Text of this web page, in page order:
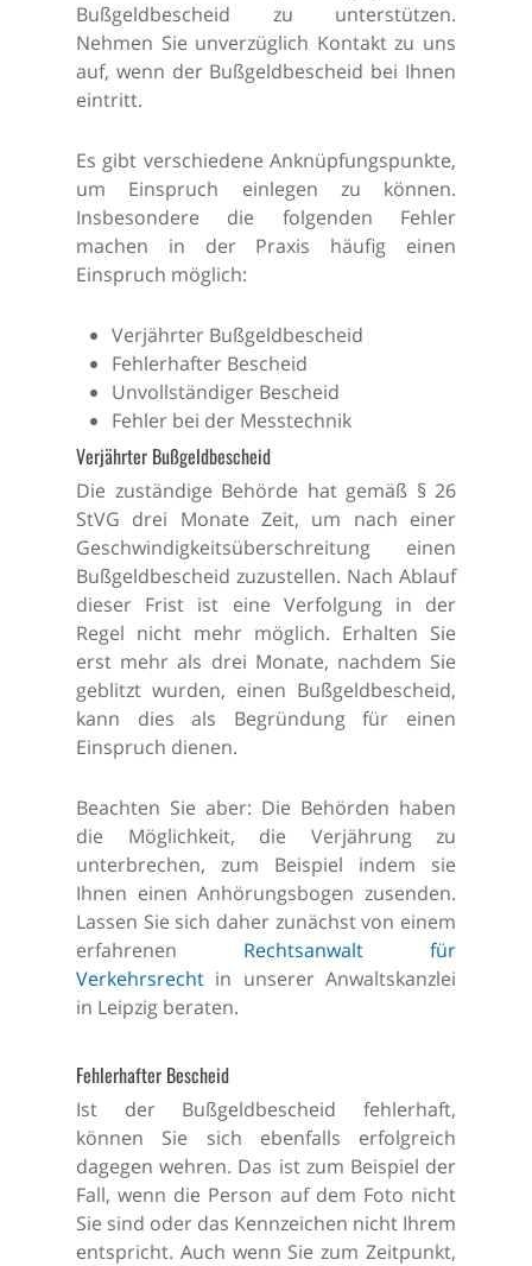
Bußgeldbescheid zu unterstützen.
Nehmen Sie unverzüglich Kontakt zu uns
auf, wenn der Bußgeldbescheid bei Ihnen
eintritt.
Es gibt verschiedene Anknüpfungspunkte,
um Einspruch einlegen zu können.
Insbesondere die folgenden Fehler
machen in der Praxis häufig einen
Einspruch möglich:
Verjährter Bußgeldbescheid
Fehlerhafter Bescheid
Unvollständiger Bescheid
Fehler bei der Messtechnik
Verjährter Bußgeldbescheid
Die zuständige Behörde hat gemäß § 26
StVG drei Monate Zeit, um nach einer
Geschwindigkeitsüberschreitung einen
Bußgeldbescheid zuzustellen. Nach Ablauf
dieser Frist ist eine Verfolgung in der
Regel nicht mehr möglich. Erhalten Sie
erst mehr als drei Monate, nachdem Sie
geblitzt wurden, einen Bußgeldbescheid,
kann dies als Begründung für einen
Einspruch dienen.
Beachten Sie aber: Die Behörden haben
die Möglichkeit, die Verjährung zu
unterbrechen, zum Beispiel indem sie
Ihnen einen Anhörungsbogen zusenden.
Lassen Sie sich daher zunächst von einem
erfahrenen Rechtsanwalt für
Verkehrsrecht in unserer Anwaltskanzlei
in Leipzig beraten.
Fehlerhafter Bescheid
Ist der Bußgeldbescheid fehlerhaft,
können Sie sich ebenfalls erfolgreich
dagegen wehren. Das ist zum Beispiel der
Fall, wenn die Person auf dem Foto nicht
Sie sind oder das Kennzeichen nicht Ihrem
entspricht. Auch wenn Sie zum Zeitpunkt,